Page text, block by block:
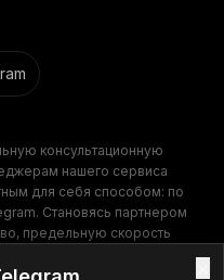
консультационную
нашего сервиса
для себя способом: по
Становясь партнером
предельную скорость
на всех этапах